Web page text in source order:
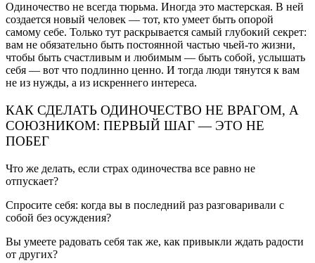
Одиночество не всегда тюрьма. Иногда это мастерская. В ней
создается новый человек — тот, кто умеет быть опорой
самому себе. Только тут раскрывается самый глубокий секрет:
вам не обязательно быть постоянной частью чьей-то жизни,
чтобы быть счастливым и любимым — быть собой, услышать
себя — вот что подлинно ценно. И тогда люди тянутся к вам
не из нужды, а из искреннего интереса.
КАК СДЕЛАТЬ ОДИНОЧЕСТВО НЕ ВРАГОМ, А
СОЮЗНИКОМ: ПЕРВЫЙ ШАГ — ЭТО НЕ
ПОБЕГ
Что же делать, если страх одиночества все равно не
отпускает?
Спросите себя: когда вы в последний раз разговаривали с
собой без осуждения?
Вы умеете радовать себя так же, как привыкли ждать радости
от других?